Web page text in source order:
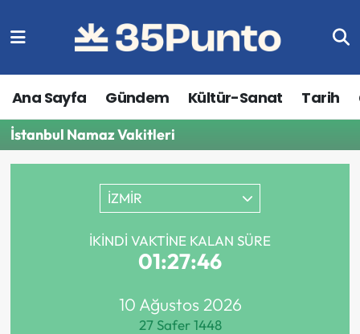
Ana Sayfa Gündem Kültür-Sanat Tarih
İstanbul Namaz Vakitleri
İZMİR
İKINDI VAKTINE KALAN SÜRE
01:27:46
10 Ağustos 2026
27 Safer 1448